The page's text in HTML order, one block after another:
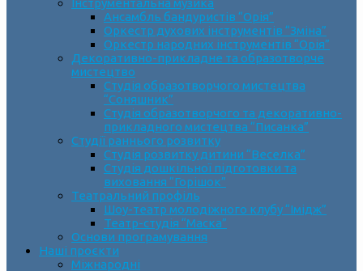
Інструментальна музика
Ансамбль бандуристів “Орія”
Оркестр духових інструментів “Зміна”
Оркестр народних інструментів “Орія”
Декоративно-прикладне та образотворче
мистецтво
Cтудія образотворчого мистецтва
“Соняшник”
Студія образотворчого та декоративно-
прикладного мистецтва “Писанка”
Студії раннього розвитку
Студія розвитку дитини “Веселка”
Студія дошкільної підготовки та
виховання “Горішок”
Театральний профіль
Шоу-театр молодіжного клубу “Імідж”
Театр-студія “Маска”
Основи програмування
Наші проєкти
Міжнародні